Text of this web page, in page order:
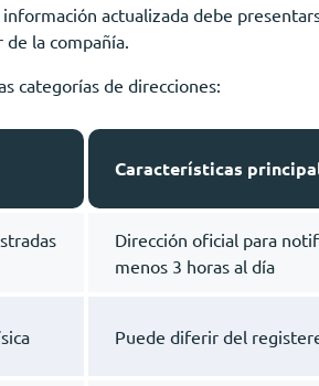
actualizada debe
la compañía.
categorías de direcciones:
Características
Dirección oficial para
menos 3 horas al día
Puede diferir del